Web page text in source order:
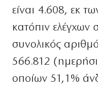
είναι 4.608, εκ
κατόπιν ελέγχων
συνολικός
566.812
οποίων 51,1%